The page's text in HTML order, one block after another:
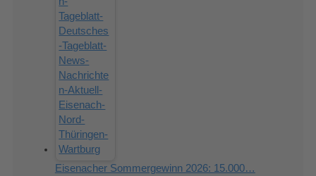
Eisenacher Sommergewinn 2026: 15.000…